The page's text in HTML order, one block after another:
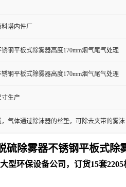
塔内件厂
钢平板式除雾器高度170mm烟气尾气处理
钢平板式除雾器高度170mm烟气尾气处理
生产
气体通过除沫器的丝垫，可除去夹带的雾沫
硫除雾器不锈钢平板式除
环保设备公司，订货15套